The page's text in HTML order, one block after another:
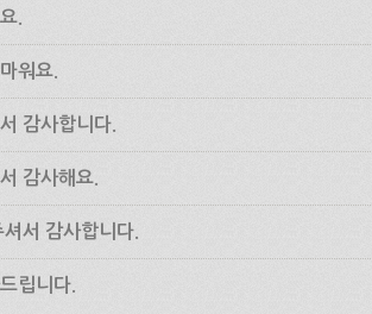
.
워요.
감사합니다.
감사해요.
서 감사합니다.
립니다.